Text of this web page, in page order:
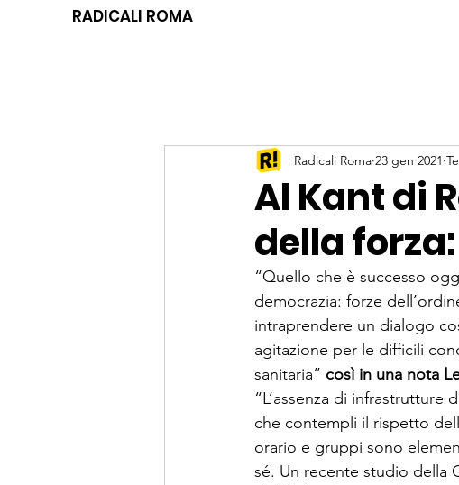
RADICALI ROMA
Al Kant di
della
Radicali Roma 23 gen 2021
“Quello che è successo
democrazia: forze
intraprendere un dialogo
agitazione per le difficili
sanitaria” così in una nota
“L’assenza di
che contempli il rispetto
orario e gruppi sono
sé. Un recente studio della